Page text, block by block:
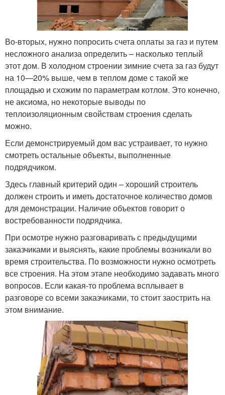
Во-вторых, нужно попросить счета оплаты за газ и путем
несложного анализа определить – насколько теплый
этот дом. В холодном строении зимние счета за газ будут
на 10—20% выше, чем в теплом доме с такой же
площадью и схожим по параметрам котлом. Это конечно,
не аксиома, но некоторые выводы по
теплоизоляционным свойствам строения сделать
можно.
Если демонстрируемый дом вас устраивает, то нужно
смотреть остальные объекты, выполненные
подрядчиком.
Здесь главный критерий один – хороший строитель
должен строить и иметь достаточное количество домов
для демонстрации. Наличие объектов говорит о
востребованности подрядчика.
При осмотре нужно разговаривать с предыдущими
заказчиками и выяснять, какие проблемы возникали во
время строительства. По возможности нужно осмотреть
все строения. На этом этапе необходимо задавать много
вопросов. Если какая-то проблема всплывает в
разговоре со всеми заказчиками, то стоит заострить на
этом внимание.